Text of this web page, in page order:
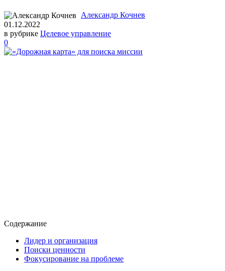
Александр Кочнев
01.12.2022
в рубрике Целевое управление
0
Содержание
Лидер и организация
Поиски ценности
Фокусирование на проблеме